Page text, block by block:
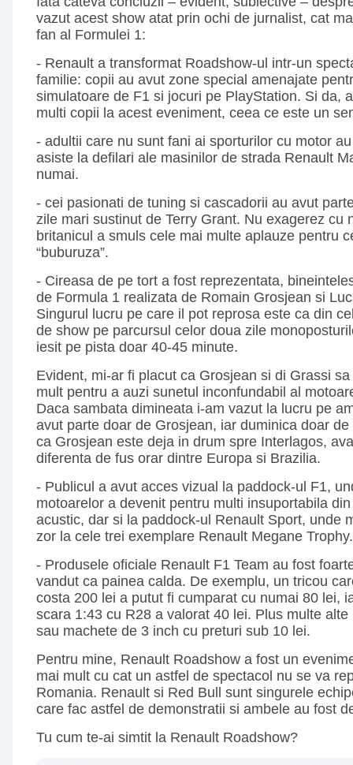
vazut acest show atat prin ochi de jurnalist, cat
fan al Formulei 1:
- Renault a transformat Roadshow-ul intr-un
familie: copii au avut zone special amenajate
simulatoare de F1 si jocuri pe PlayStation. Si da,
multi copii la acest eveniment, ceea ce este un
- adultii care nu sunt fani ai sporturilor cu motor
asiste la defilari ale masinilor de strada Renault
numai.
- cei pasionati de tuning si cascadorii au avut
zile mari sustinut de Terry Grant. Nu exagerez cu
britanicul a smuls cele mai multe aplauze pentru
“buburuza”.
- Cireasa de pe tort a fost reprezentata,
de Formula 1 realizata de Romain Grosjean si
Singurul lucru pe care il pot reprosa este ca din
de show pe parcursul celor doua zile
iesit pe pista doar 40-45 minute.
Evident, mi-ar fi placut ca Grosjean si di Grassi
mult pentru a auzi sunetul inconfundabil al
Daca sambata dimineata i-am vazut la lucru pe
avut parte doar de Grosjean, iar duminica doar
ca Grosjean este deja in drum spre Interlagos,
diferenta de fus orar dintre Europa si Brazilia.
- Publicul a avut acces vizual la paddock-ul F1,
motoarelor a devenit pentru multi insuportabila
acustic, dar si la paddock-ul Renault Sport, unde
zor la cele trei exemplare Renault Megane Trophy.
- Produsele oficiale Renault F1 Team au fost
vandut ca painea calda. De exemplu, un tricou
costa 200 lei a putut fi cumparat cu numai 80 lei,
scara 1:43 cu R28 a valorat 40 lei. Plus multe
sau machete de 3 inch cu preturi sub 10 lei.
Pentru mine, Renault Roadshow a fost un
mai mult cu cat un astfel de spectacol nu se va
Romania. Renault si Red Bull sunt singurele
care fac astfel de demonstratii si ambele au fost
Tu cum te-ai simtit la Renault Roadshow?